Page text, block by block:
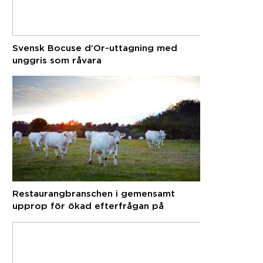
Svensk Bocuse d’Or-uttagning med
unggris som råvara
Restaurangbranschen i gemensamt
upprop för ökad efterfrågan på